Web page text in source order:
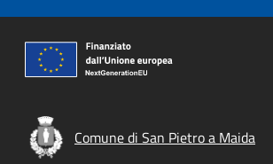
Comune di San Pietro a Maida